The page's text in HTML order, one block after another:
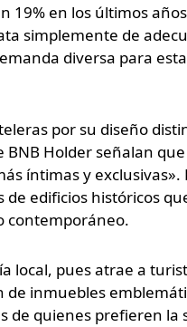
19% en los últimos
simplemente de
diversa para
por su diseño
Holder señalan
íntimas y exclusivas».
edificios históricos
contemporáneo.
local, pues atrae a
inmuebles
de quienes prefieren la